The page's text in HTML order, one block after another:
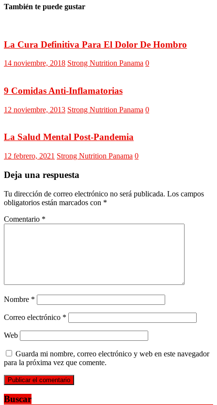
También te puede gustar
La Cura Definitiva Para El Dolor De Hombro
14 noviembre, 2018 Strong Nutrition Panama 0
9 Comidas Anti-Inflamatorias
12 noviembre, 2013 Strong Nutrition Panama 0
La Salud Mental Post-Pandemia
12 febrero, 2021 Strong Nutrition Panama 0
Deja una respuesta
Tu dirección de correo electrónico no será publicada. Los campos
obligatorios están marcados con *
Comentario *
Nombre *
Correo electrónico *
Web
Guarda mi nombre, correo electrónico y web en este navegador
para la próxima vez que comente.
Buscar